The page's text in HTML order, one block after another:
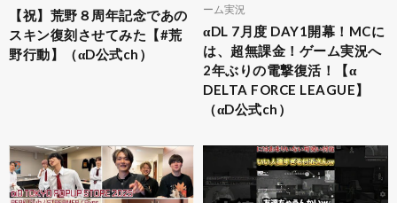
【祝】荒野８周年記念であの
スキン復刻させてみた【#荒
野行動】（αD公式ch）
ーム実況
αDL 7月度 DAY1開幕！MCに
は、超無課金！ゲーム実況へ
2年ぶりの電撃復活！【α
DELTA FORCE LEAGUE】
（αD公式ch）